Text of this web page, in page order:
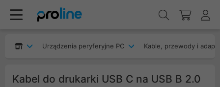
Urządzenia peryferyjne PC Kable, przewody i
Kabel do drukarki USB C na USB B 2.0